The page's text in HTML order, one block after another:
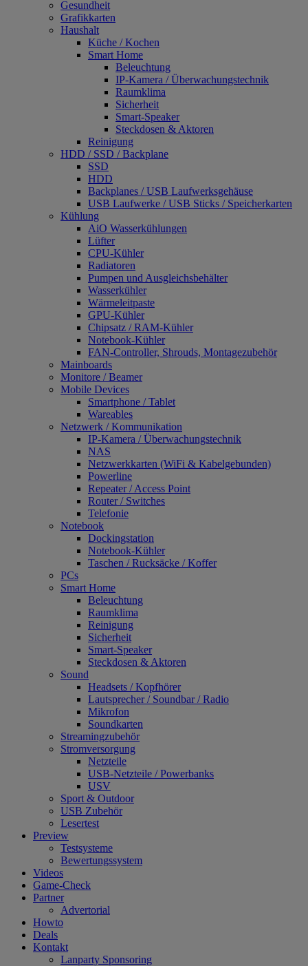
Gesundheit
Grafikkarten
Haushalt
Küche / Kochen
Smart Home
Beleuchtung
IP-Kamera / Überwachungstechnik
Raumklima
Sicherheit
Smart-Speaker
Steckdosen & Aktoren
Reinigung
HDD / SSD / Backplane
SSD
HDD
Backplanes / USB Laufwerksgehäuse
USB Laufwerke / USB Sticks / Speicherkarten
Kühlung
AiO Wasserkühlungen
Lüfter
CPU-Kühler
Radiatoren
Pumpen und Ausgleichsbehälter
Wasserkühler
Wärmeleitpaste
GPU-Kühler
Chipsatz / RAM-Kühler
Notebook-Kühler
FAN-Controller, Shrouds, Montagezubehör
Mainboards
Monitore / Beamer
Mobile Devices
Smartphone / Tablet
Wareables
Netzwerk / Kommunikation
IP-Kamera / Überwachungstechnik
NAS
Netzwerkkarten (WiFi & Kabelgebunden)
Powerline
Repeater / Access Point
Router / Switches
Telefonie
Notebook
Dockingstation
Notebook-Kühler
Taschen / Rucksäcke / Koffer
PCs
Smart Home
Beleuchtung
Raumklima
Reinigung
Sicherheit
Smart-Speaker
Steckdosen & Aktoren
Sound
Headsets / Kopfhörer
Lautsprecher / Soundbar / Radio
Mikrofon
Soundkarten
Streamingzubehör
Stromversorgung
Netzteile
USB-Netzteile / Powerbanks
USV
Sport & Outdoor
USB Zubehör
Lesertest
Preview
Testsysteme
Bewertungssystem
Videos
Game-Check
Partner
Advertorial
Howto
Deals
Kontakt
Lanparty Sponsoring